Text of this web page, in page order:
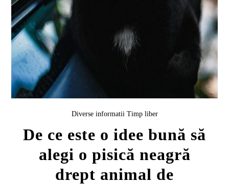
Diverse informatii Timp liber
De ce este o idee bună să
alegi o pisică neagră
drept animal de